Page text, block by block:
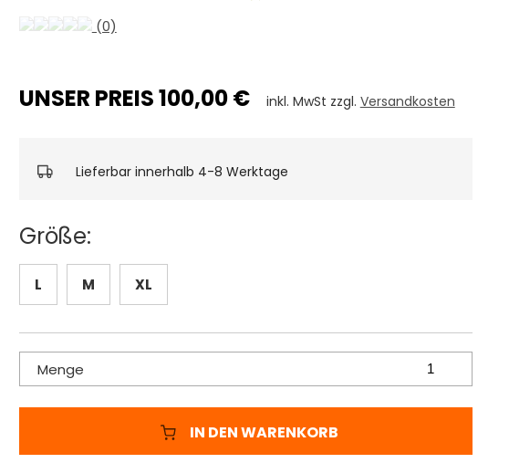
(0)
UNSER PREIS 100,00 € inkl. MwSt zzgl. Versandkosten
Lieferbar innerhalb 4-8 Werktage
Größe:
L M XL
Menge
IN DEN WARENKORB